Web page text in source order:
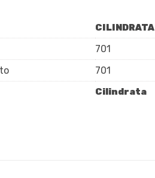
CILINDRATA
Cilindrata
701
701